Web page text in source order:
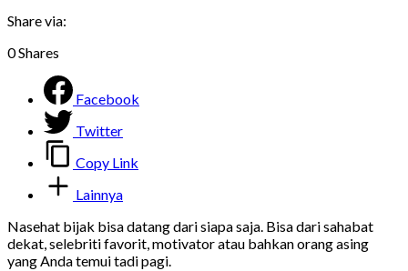
Share via:
0Shares
Facebook
Twitter
Copy Link
Lainnya
Nasehat bijak bisa datang dari siapa saja. Bisa dari sahabat
dekat, selebriti favorit, motivator atau bahkan orang asing
yang Anda temui tadi pagi.